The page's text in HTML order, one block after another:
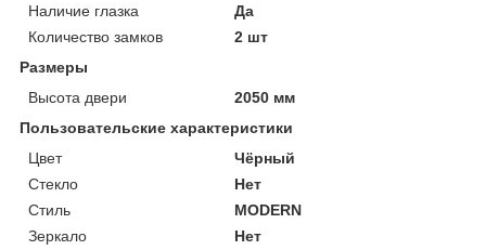
Наличие глазка
Да
Количество замков
2 шт
Размеры
Высота двери
2050 мм
Пользовательские характеристики
Цвет
Чёрный
Стекло
Нет
Стиль
MODERN
Зеркало
Нет